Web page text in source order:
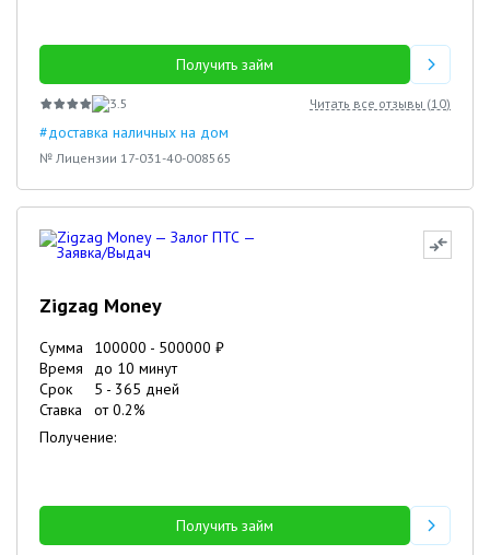
Получить займ
3.5 Читать все отзывы (10)
#доставка наличных на дом
№ Лицензии 17-031-40-008565
Zigzag Money
Сумма 100000 - 500000 ₽
Время
до 10 минут
Срок
5 - 365 дней
Ставка
от0.2%
Получение:
Получить займ